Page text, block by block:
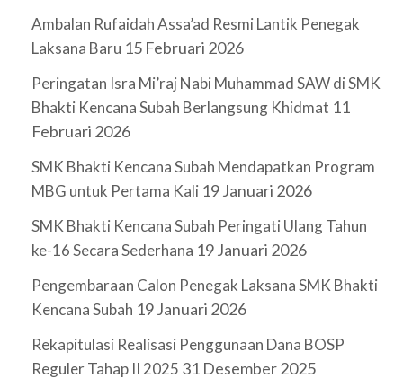
Ambalan Rufaidah Assa’ad Resmi Lantik Penegak
Laksana Baru 15 Februari 2026
Peringatan Isra Mi’raj Nabi Muhammad SAW di SMK
Bhakti Kencana Subah Berlangsung Khidmat 11
Februari 2026
SMK Bhakti Kencana Subah Mendapatkan Program
MBG untuk Pertama Kali 19 Januari 2026
SMK Bhakti Kencana Subah Peringati Ulang Tahun
ke-16 Secara Sederhana 19 Januari 2026
Pengembaraan Calon Penegak Laksana SMK Bhakti
Kencana Subah 19 Januari 2026
Rekapitulasi Realisasi Penggunaan Dana BOSP
Reguler Tahap II 2025 31 Desember 2025